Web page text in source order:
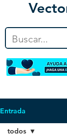
Entrada
todos